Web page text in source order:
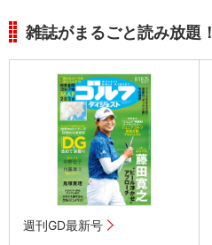
雑誌がまるごと読み放題！
週刊GD最新号